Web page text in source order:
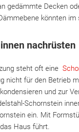
gedämmte Decken
könnten
nachrüsten
steht oft eine
nicht für den Betrieb
und zur
Schornstein
ein. Mit
Haus führt.